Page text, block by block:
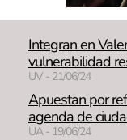
Integran en
vulnerabilidad
UV - 21/06/24
Apuestan por
agenda de
UA - 19/06/24